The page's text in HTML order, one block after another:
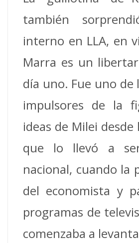
también
interno en LLA, en
Marra es un
día uno. Fue uno de
impulsores de la
ideas de Milei desde
que lo llevó a
nacional, cuando la
del economista y
programas de
comenzaba a